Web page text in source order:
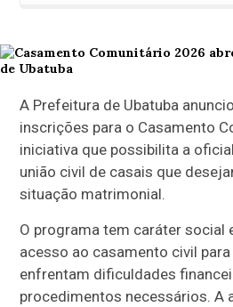
A Prefeitura de Ubatuba
inscrições para o Casamento
iniciativa que possibilita a
união civil de casais que
situação matrimonial.
O programa tem caráter social
acesso ao casamento civil
enfrentam dificuldades
procedimentos necessários. A